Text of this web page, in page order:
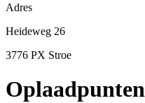
Adres
Heideweg 26
3776 PX Stroe
Oplaadpunten